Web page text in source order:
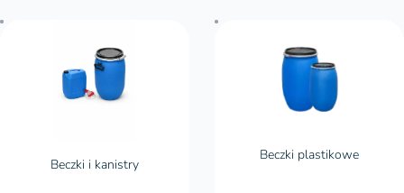
Beczki i kanistry
Beczki plastikowe